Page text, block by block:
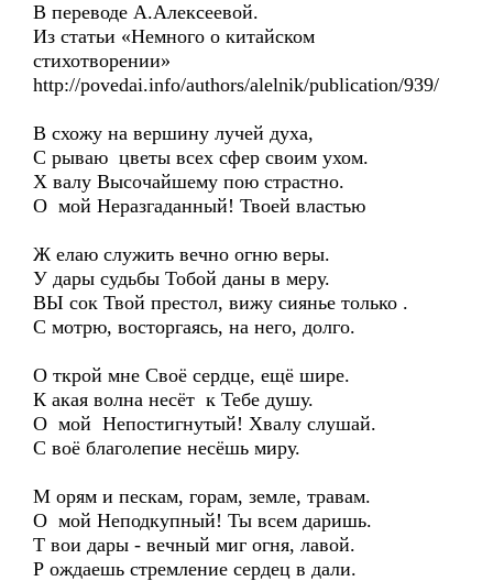
В переводе А.Алексеевой.
Из статьи «Немного о китайском
стихотворении»
http://povedai.info/authors/alelnik/publication/939/
В схожу на вершину лучей духа,
С рываю цветы всех сфер своим ухом.
Х валу Высочайшему пою страстно.
О мой Неразгаданный! Твоей властью
Ж елаю служить вечно огню веры.
У дары судьбы Тобой даны в меру.
ВЫ сок Твой престол, вижу сиянье только .
С мотрю, восторгаясь, на него, долго.
О ткрой мне Своё сердце, ещё шире.
К акая волна несёт к Тебе душу.
О мой Непостигнутый! Хвалу слушай.
С воё благолепие несёшь миру.
М орям и пескам, горам, земле, травам.
О мой Неподкупный! Ты всем даришь.
Т вои дары - вечный миг огня, лавой.
Р ождаешь стремление сердец в дали.